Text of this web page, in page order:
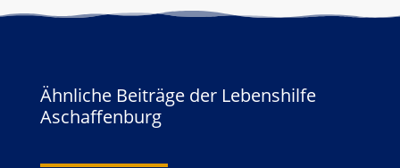
Ähnliche Beiträge der Lebenshilfe
Aschaffenburg